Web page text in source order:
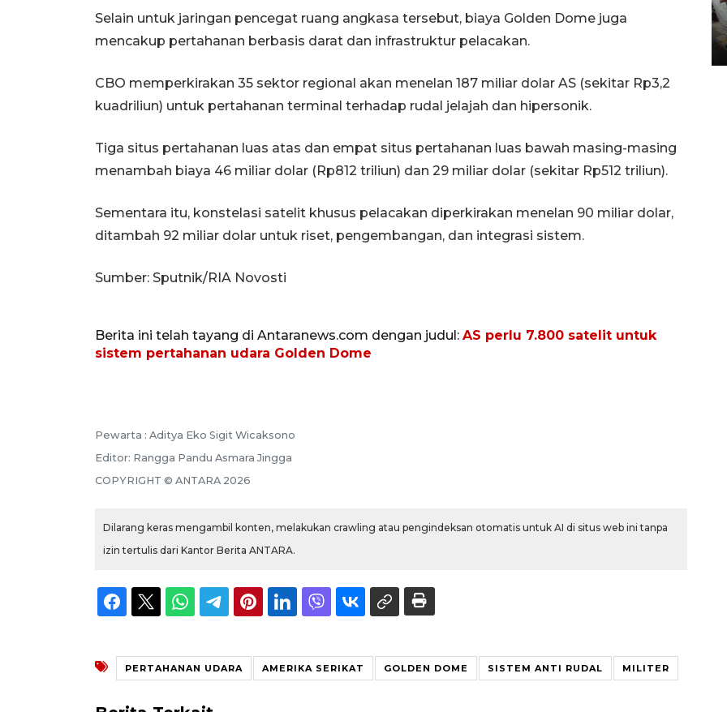
Selain untuk jaringan pencegat ruang angkasa tersebut, biaya Golden Dome juga
mencakup pertahanan berbasis darat dan infrastruktur pelacakan.
CBO memperkirakan 35 sektor regional akan menelan 187 miliar dolar AS (sekitar Rp3,2
kuadriliun) untuk pertahanan terminal terhadap rudal jelajah dan hipersonik.
Tiga situs pertahanan luas atas dan empat situs pertahanan luas bawah masing-masing
menambah biaya 46 miliar dolar (Rp812 triliun) dan 29 miliar dolar (sekitar Rp512 triliun).
Sementara itu, konstelasi satelit khusus pelacakan diperkirakan menelan 90 miliar dolar,
ditambah 92 miliar dolar untuk riset, pengembangan, dan integrasi sistem.
Sumber: Sputnik/RIA Novosti
Berita ini telah tayang di Antaranews.com dengan judul: AS perlu 7.800 satelit untuk
sistem pertahanan udara Golden Dome
Pewarta : Aditya Eko Sigit Wicaksono
Editor: Rangga Pandu Asmara Jingga
COPYRIGHT © ANTARA 2026
Dilarang keras mengambil konten, melakukan crawling atau pengindeksan otomatis untuk AI di situs web ini tanpa
izin tertulis dari Kantor Berita ANTARA.
PERTAHANAN UDARA AMERIKA SERIKAT GOLDEN DOME SISTEM ANTI RUDAL MILITER
Tarawih di Malaysia
19 February 2026 19:47 WIB